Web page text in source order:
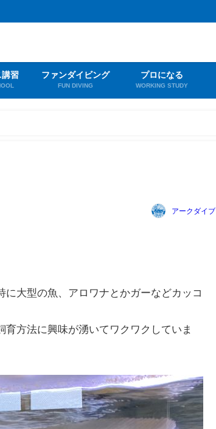
講習 ファンダイビング
FUN DIVING
プロになる
WORKING STUDY
アークダイブ
大型の魚、アロワナとかガーなどカッコ
方法に興味が湧いてワクワクしていま